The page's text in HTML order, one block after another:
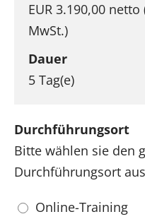
Durchführungsort
Bitte wählen sie den
Durchführungsort
Online-Training
EUR 3.190,00
MwSt.)
Dauer
5 Tag(e)